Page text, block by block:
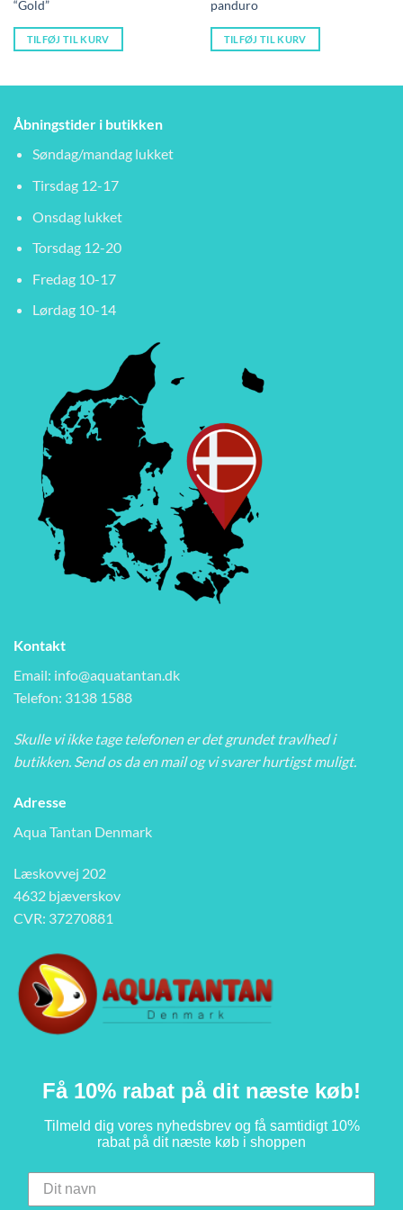
“Gold”
TILFØJ TIL KURV
panduro
TILFØJ TIL KURV
Åbningstider i butikken
Søndag/mandag lukket
Tirsdag 12-17
Onsdag lukket
Torsdag 12-20
Fredag 10-17
Lørdag 10-14
Kontakt
Email: info@aquatantan.dk
Telefon: 3138 1588
Skulle vi ikke tage telefonen er det grundet travlhed i
butikken. Send os da en mail og vi svarer hurtigst muligt.
Adresse
Aqua Tantan Denmark
Læskovvej 202
4632 bjæverskov
CVR: 37270881
Få 10% rabat på dit næste køb!
Tilmeld dig vores nyhedsbrev og få samtidigt 10%
rabat på dit næste køb i shoppen